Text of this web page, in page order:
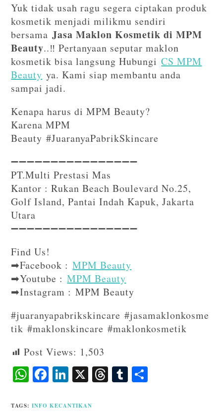
Yuk tidak usah ragu segera ciptakan produk
kosmetik menjadi milikmu sendiri
bersamaJasa Maklon Kosmetik di MPM
Beauty..‼️ Pertanyaan seputar maklon
kosmetik bisa langsung HubungiCS MPM
Beauty ya. Kami siap membantu anda
sampai jadi.
Kenapa harus di MPM Beauty?
Karena MPM
Beauty #JuaranyaPabrikSkincare
➖➖➖➖➖➖➖➖➖➖➖➖➖➖➖➖⁣⁣
PT.Multi Prestasi Mas
Kantor : Rukan Beach Boulevard No.25,
Golf Island, Pantai Indah Kapuk, Jakarta
Utara
➖➖➖➖➖➖➖➖➖➖➖➖➖➖➖➖⁣⁣⁣
Find Us!⁣⁣⁣
➡Facebook :MPM Beauty
➡Youtube :MPM Beauty
➡Instagram : MPM Beauty
#juaranyapabrikskincare #jasamaklonkosme
tik #maklonskincare #maklonkosmetik
Post Views: 1,503
W
ts
F
eb
Li
ke
X T T
TAGS:INFO KECANTIKAN